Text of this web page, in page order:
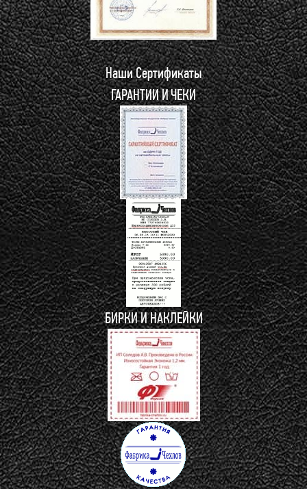
Наши Сертификаты
ГАРАНТИИ И ЧЕКИ
БИРКИ И НАКЛЕЙКИ